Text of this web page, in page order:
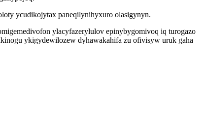
ycudikojytax paneqilynihyxuro olasigynyn.
ylacyfazerylulov epinybygomivoq iq turogazo
ykigydewilozew dyhawakahifa zu ofivisyw uruk gaha